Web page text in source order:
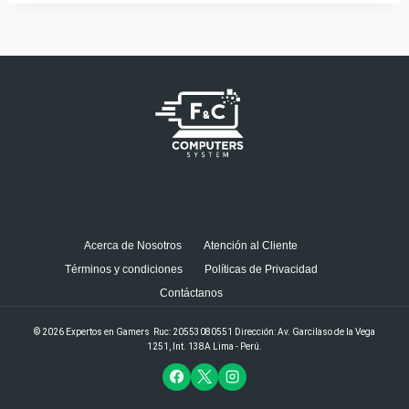
Acerca de Nosotros
Atención al Cliente
Términos y condiciones
Políticas de Privacidad
Contáctanos
© 2026 Expertos en Gamers Ruc: 20553080551 Dirección: Av. Garcilaso de la Vega
1251, Int. 138A Lima - Perú.